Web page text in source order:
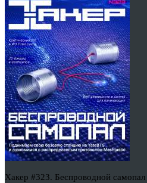
Хакер #323. Беспроводной самопал